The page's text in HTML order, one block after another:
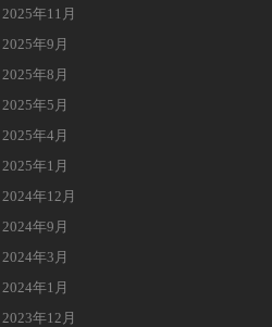
2025年11月
2025年9月
2025年8月
2025年5月
2025年4月
2025年1月
2024年12月
2024年9月
2024年3月
2024年1月
2023年12月